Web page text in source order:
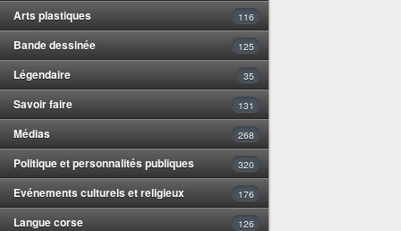
Arts plastiques 116
Bande dessinée 125
Légendaire 35
Savoir faire 131
Médias 268
Politique et personnalités publiques 320
Evénements culturels et religieux 176
Langue corse 126